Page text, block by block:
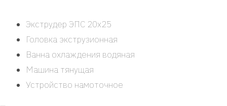
Экс­тру­дер ЭПС 20x25
Голов­ка экс­тру­зи­он­ная
Ван­на охла­жде­ния водя­ная
Маши­на тяну­щая
Устрой­ство намо­точ­ное